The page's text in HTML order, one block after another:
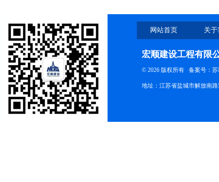
网站首页 关
宏顺建设工程有限
© 2026 版权所有 备案号：苏
地址：江苏省盐城市解放南